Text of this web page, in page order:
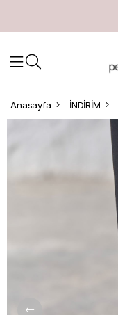
Anasayfa İNDİRİM